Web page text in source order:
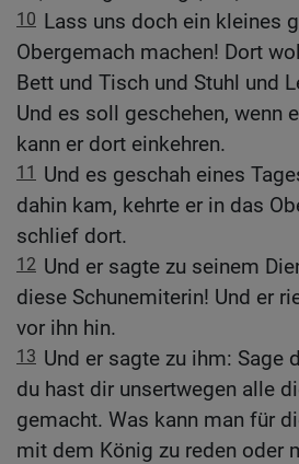
10 Lass uns doch ein kleines
Obergemach machen! Dort
Bett und Tisch und Stuhl und
Und es soll geschehen, wenn
kann er dort einkehren.
11 Und es geschah eines
dahin kam, kehrte er in das
schlief dort.
12 Und er sagte zu seinem
diese Schunemiterin! Und er
vor ihn hin.
13 Und er sagte zu ihm: Sage
du hast dir unsertwegen alle
gemacht. Was kann man für
mit dem König zu reden oder